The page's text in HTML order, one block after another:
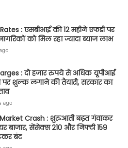
Rates : एसबीआई की 12 महीने एफडी पर
को मिल रहा ज्यादा ब्याज लाभ
: दो हजार रुपये से अधिक यूपीआई
पर शुल्क लगाने की तैयारी, सरकार का
ago
Crash : शुरुआती बढ़त गंवाकर
बाजार, सेंसेक्स 210 और निफ्टी 159
बंद